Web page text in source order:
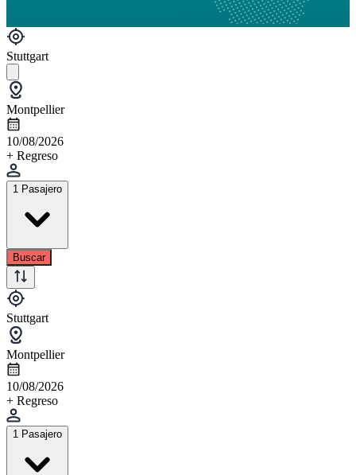
Stuttgart
Montpellier
10/08/2026
+ Regreso
1 Pasajero
Buscar
Stuttgart
Montpellier
10/08/2026
+ Regreso
1 Pasajero